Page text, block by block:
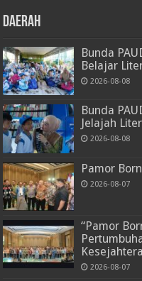
Daerah
Bunda
Belajar
2026-08-08
Bunda
Jelajah
2026-08-08
Pamor
2026-08-07
“Pamor
2026-08-07